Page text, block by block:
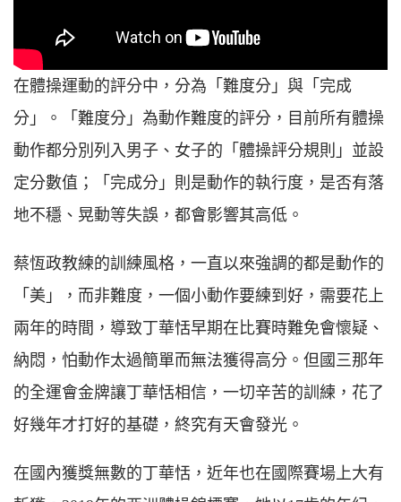
在體操運動的評分中，分為「難度分」與「完成
分」。「難度分」為動作難度的評分，目前所有體操
動作都分別列入男子、女子的「體操評分規則」並設
定分數值；「完成分」則是動作的執行度，是否有落
地不穩、晃動等失誤，都會影響其高低。
蔡恆政教練的訓練風格，一直以來強調的都是動作的
「美」，而非難度，一個小動作要練到好，需要花上
兩年的時間，導致丁華恬早期在比賽時難免會懷疑、
納悶，怕動作太過簡單而無法獲得高分。但國三那年
的全運會金牌讓丁華恬相信，一切辛苦的訓練，花了
好幾年才打好的基礎，終究有天會發光。
在國內獲獎無數的丁華恬，近年也在國際賽場上大有